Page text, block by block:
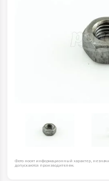
Фото носят информационный характер,
допускаются производителем.